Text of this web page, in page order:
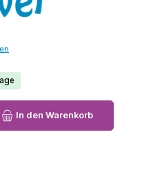
Wert ein oder benutze die
In den Warenkorb